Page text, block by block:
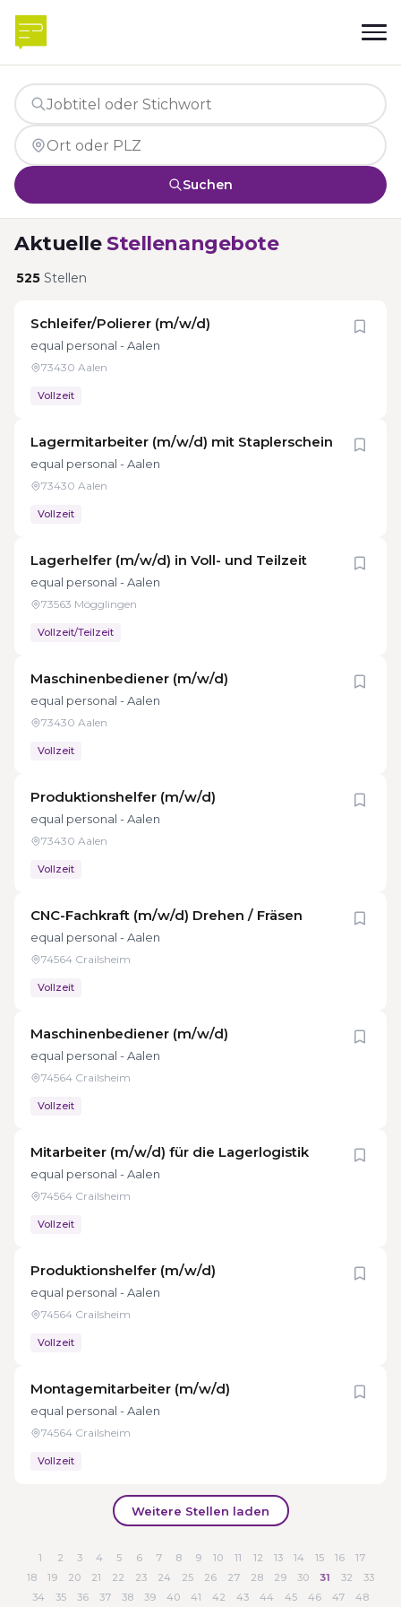
Suchen
Aktuelle Stellenangebote
525 Stellen
Schleifer/Polierer (m/w/d)
equal personal - Aalen
73430 Aalen
Vollzeit
Lagermitarbeiter (m/w/d) mit Staplerschein
equal personal - Aalen
73430 Aalen
Vollzeit
Lagerhelfer (m/w/d) in Voll- und Teilzeit
equal personal - Aalen
73563 Mögglingen
Vollzeit/Teilzeit
Maschinenbediener (m/w/d)
equal personal - Aalen
73430 Aalen
Vollzeit
Produktionshelfer (m/w/d)
equal personal - Aalen
73430 Aalen
Vollzeit
CNC-Fachkraft (m/w/d) Drehen / Fräsen
equal personal - Aalen
74564 Crailsheim
Vollzeit
Maschinenbediener (m/w/d)
equal personal - Aalen
74564 Crailsheim
Vollzeit
Mitarbeiter (m/w/d) für die Lagerlogistik
equal personal - Aalen
74564 Crailsheim
Vollzeit
Produktionshelfer (m/w/d)
equal personal - Aalen
74564 Crailsheim
Vollzeit
Montagemitarbeiter (m/w/d)
equal personal - Aalen
74564 Crailsheim
Vollzeit
Weitere Stellen laden
1 2 3 4 5 6 7 8 9 10 11 12 13 14 15 16
17
18
19 20 21 22 23 24 25 26 27 28 29 30 31 32
33
34
35 36 37 38 39 40 41 42 43 44 45 46 47 48